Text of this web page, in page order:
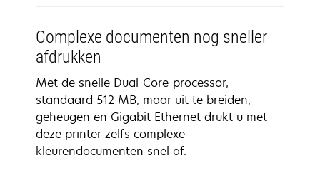
Complexe documenten nog sneller
afdrukken
Met de snelle Dual-Core-processor,
standaard 512 MB, maar uit te breiden,
geheugen en Gigabit Ethernet drukt u met
deze printer zelfs complexe
kleurendocumenten snel af.